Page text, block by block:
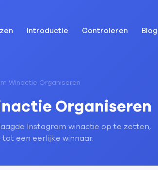
Introductie Controleren Blog
Winactie Organiseren
Organiseren
Instagram winactie op te zetten,
een eerlijke winnaar.